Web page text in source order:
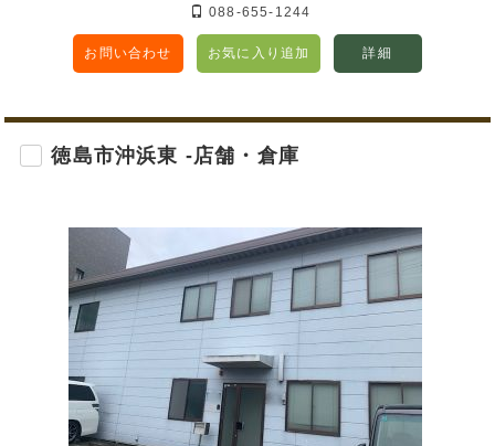
088-655-1244
お問い合わせ お気に入り追加 詳細
徳島市沖浜東 -店舗・倉庫